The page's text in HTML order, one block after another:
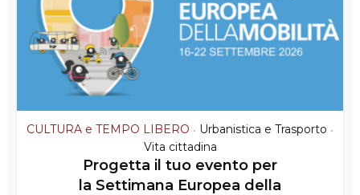
CULTURA e TEMPO LIBERO • Urbanistica e Trasporto •
Vita cittadina
Progetta il tuo evento per
la Settimana Europea della